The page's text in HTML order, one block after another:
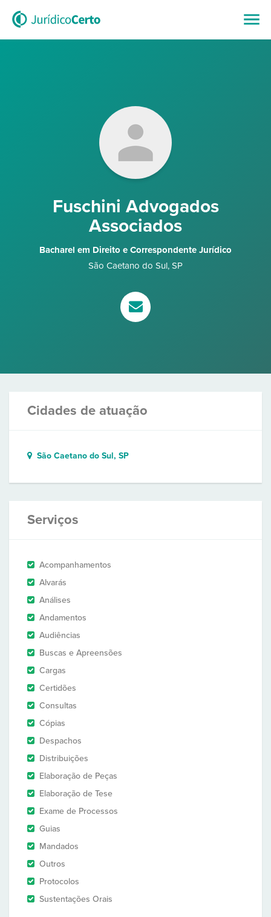
Fuschini Advogados
Associados
Bacharel em Direito e Correspondente Jurídico
São Caetano do Sul, SP
Cidades de atuação
São Caetano do Sul, SP
Serviços
Acompanhamentos
Alvarás
Análises
Andamentos
Audiências
Buscas e Apreensões
Cargas
Certidões
Consultas
Cópias
Despachos
Distribuições
Elaboração de Peças
Elaboração de Tese
Exame de Processos
Guias
Mandados
Outros
Protocolos
Sustentações Orais